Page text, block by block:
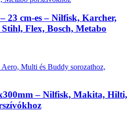
23 cm-es – Nilfisk, Karcher,
Flex, Bosch, Metabo
– Nilfisk, Makita, Hilti,